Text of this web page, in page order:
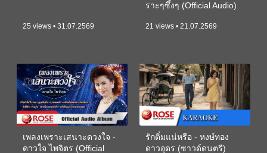
25 views • 31.07.2569
ราะๆซึ้งๆ (Official Audio)
21 views • 21.07.2569
เพลงเพราะเสนาะดวงใจ -
ดาวใจ ไพจิตร (Official
รักติ๋มแน่หรือ - หงษ์ทอง
ดาวอุดร (ซาวด์ดนตรี)